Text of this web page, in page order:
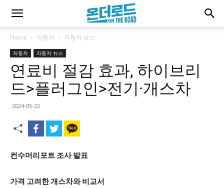
Home 자동차 자동차 뉴스
자동차 자동차 뉴스
연료비 절감 효과, 하이브리
드>플러그인>전기·개스차
2024-05-22
컨수머리포트 조사 발표
가격 고려한 개스차와 비교서